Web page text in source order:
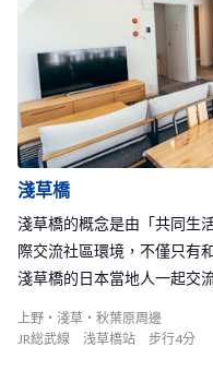
淺草橋
淺草橋的概念是由「共同生
際交流社區環境，不僅只有
淺草橋的日本當地人一起交
上野・淺草・秋葉原周邊
JR総武線 浅草橋站 步行4分